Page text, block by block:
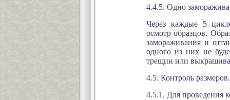
4.4.5. Одно
Через каждые 5
осмотр образцов.
замораживания и
одного из них не
трещин или
4.5. Контроль
4.5.1. Для проведения